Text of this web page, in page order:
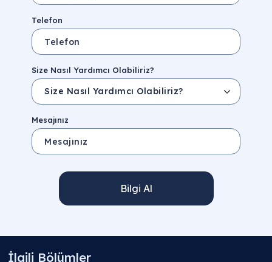
Telefon
Size Nasıl Yardımcı Olabiliriz?
Mesajınız
Bilgi Al